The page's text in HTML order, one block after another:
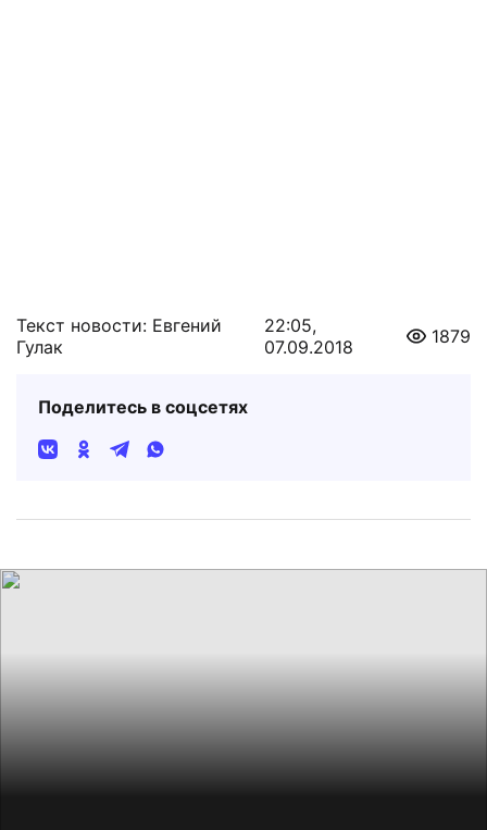
Текст новости: Евгений
Гулак
22:05,
07.09.2018
1879
Поделитесь в соцсетях